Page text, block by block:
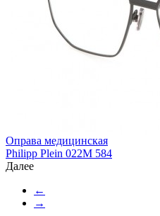
Оправа медицинская
Philipp Plein 022M 584
Далее
←
→